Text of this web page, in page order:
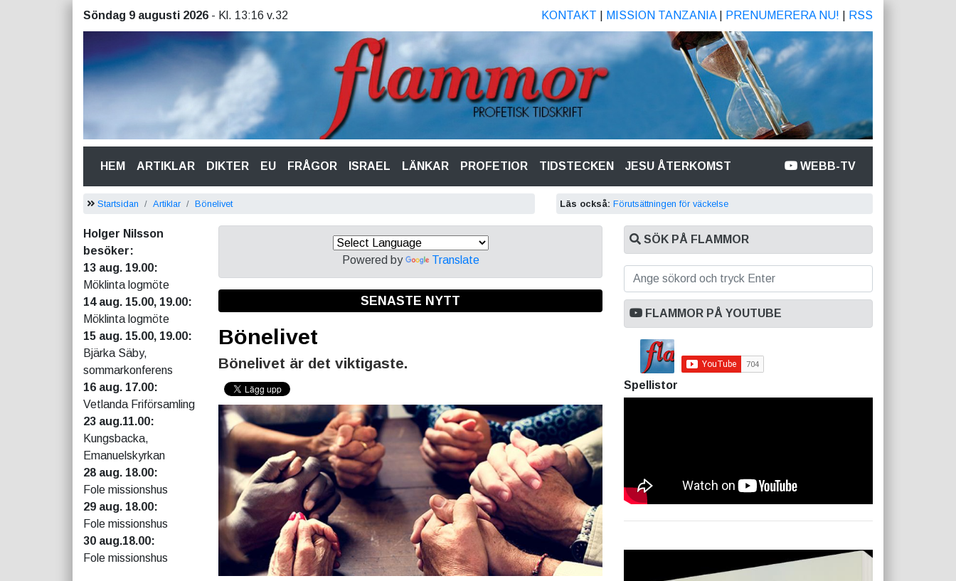
Söndag 9 augusti 2026 - Kl. 13:16 v.32 KONTAKT MISSION TANZANIA| PRENUMERERA NU! RSS
HEM(CURRENT)
ARTIKLAR DIKTER EU FRÅGOR ISRAEL LÄNKAR PROFETIOR TIDSTECKEN JESU ÅTERKOMST WEBB-TV
Startsidan Artiklar Bönelivet Läs också: Förutsättningen för väckelse
Holger Nilsson
besöker:
13 aug. 19.00:
Möklinta logmöte
14 aug. 15.00, 19.00:
Möklinta logmöte
15 aug. 15.00, 19.00:
Bjärka Säby,
sommarkonferens
16 aug. 17.00:
Vetlanda Friförsamling
23 aug.11.00:
Kungsbacka,
Emanuelskyrkan
28 aug. 18.00:
Fole missionshus
29 aug. 18.00:
Fole missionshus
30 aug.18.00:
Fole missionshus
Powered by Translate
SENASTE NYTT
Bönelivet
Bönelivet är det viktigaste.
SÖK PÅ FLAMMOR
FLAMMOR PÅ YOUTUBE
Spellistor